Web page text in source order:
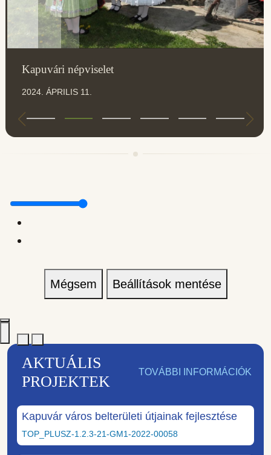
Kapuvári népviselet
2024. ÁPRILIS 11.
Mégsem Beállítások mentése
AKTUÁLIS
PROJEKTEK
TOVÁBBI INFORMÁCIÓK
Kapuvár város belterületi útjainak fejlesztése
TOP_PLUSZ-1.2.3-21-GM1-2022-00058